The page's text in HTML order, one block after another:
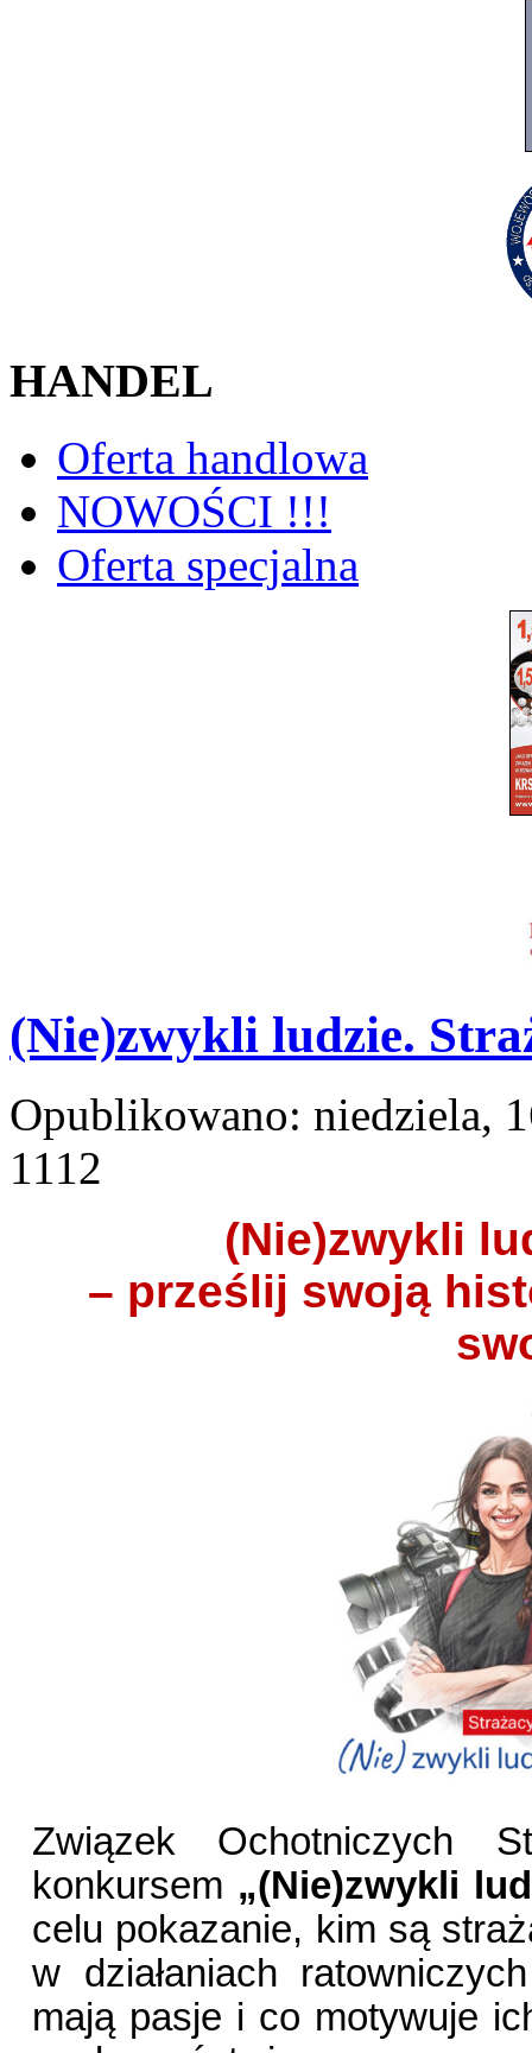
HANDEL
Oferta handlowa
NOWOŚCI !!!
Oferta specjalna
(Nie)zwykli ludzie.
Opublikowano: niedziela,
1112
(Nie)zwykli
– prześlij swoją
Związek Ochotniczych
konkursem „(Nie)zwykli
celu pokazanie, kim są
w działaniach
mają pasje i co motywuje